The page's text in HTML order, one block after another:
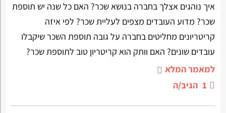
איך נוהגים אצלך בחברה בנושא שכר? האם כל שנה יש תוספת
שכר? מדוע העובדים מצפים לעליית שכר? לפי איזה
קריטריונים מחליטים בחברה על גובה תוספת השכר שיקבלו
עובדים שונים? האם וותק הוא קריטריון טוב לתוספת שכר?
למאמר המלא
1 הגיב/ה